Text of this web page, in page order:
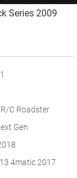
Series 2009
C Roadster
Gen
4matic 2017